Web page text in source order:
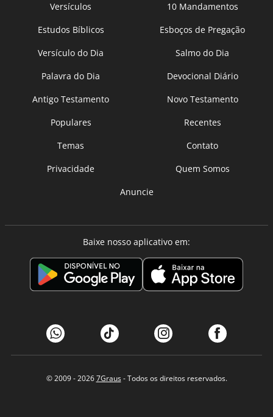
Versículos
10 Mandamentos
Estudos Bíblicos
Esboços de Pregação
Versículo do Dia
Salmo do Dia
Palavra do Dia
Devocional Diário
Antigo Testamento
Novo Testamento
Populares
Recentes
Temas
Contato
Privacidade
Quem Somos
Anuncie
Baixe nosso aplicativo em:
© 2009 - 20267Graus- Todos os direitos reservados.